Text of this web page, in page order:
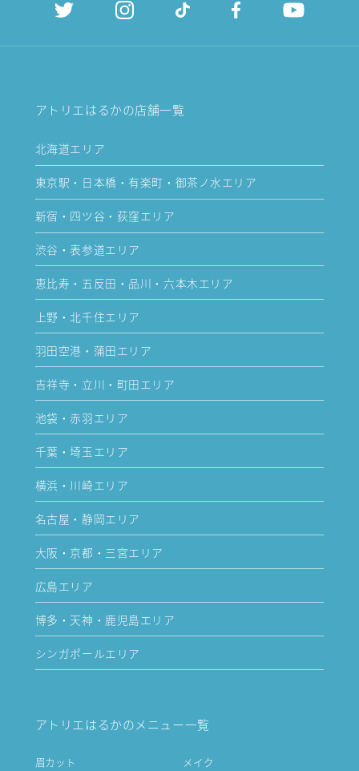
アトリエはるかの店舗一覧
北海道エリア
東京駅・日本橋・有楽町・御茶ノ水エリア
新宿・四ツ谷・荻窪エリア
渋谷・表参道エリア
恵比寿・五反田・品川・六本木エリア
上野・北千住エリア
羽田空港・蒲田エリア
吉祥寺・立川・町田エリア
池袋・赤羽エリア
千葉・埼玉エリア
横浜・川崎エリア
名古屋・静岡エリア
大阪・京都・三宮エリア
広島エリア
博多・天神・鹿児島エリア
シンガポールエリア
アトリエはるかのメニュー一覧
眉カット メイク